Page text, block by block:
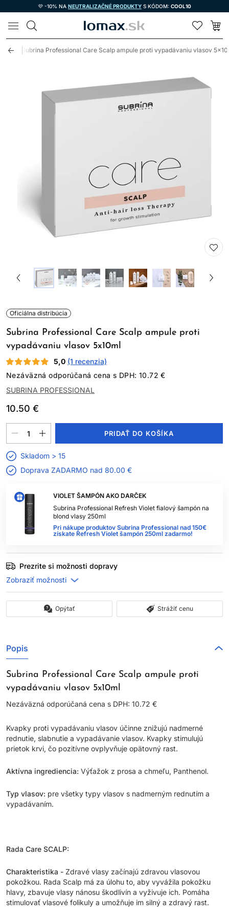
💜 -10% NA NEUTRALIZAČNÉ PRODUKTY S KÓDOM: COOL10
LOMAX
Subrina Professional Care Scalp ampule proti vypadávaniu vlasov
Oficiálna distribúcia
Subrina Professional Care Scalp ampule proti
vypadávaniu vlasov 5x10ml
5,0 (1 recenzia)
Nezáväzná odporúčaná cena s DPH: 10.72 €
SUBRINA PROFESSIONAL
10.50 €
VIOLET ŠAMPÓN AKO DARČEK
Subrina Professional Refresh Violet fialový šampón na
blond vlasy 250ml
Pri nákupe produktov Subrina Professional nad 150€
získate Refresh Violet šampón 250ml zadarmo!
PRIDAŤ DO KOŠÍKA
Skladom > 15
Doprava ZADARMO nad 80.00 €
Prezrite si možnosti dopravy
Opýtať Strážiť cenu
Popis
Subrina Professional Care Scalp ampule proti
vypadávaniu vlasov 5x10ml
Nezáväzná odporúčaná cena s DPH: 10.72 €
Kvapky proti vypadávaniu vlasov účinne znižujú nadmerné
rednutie, slabnutie a vypadávanie vlasov. Kvapky stimulujú
prietok krvi, čo pozitívne ovplyvňuje opätovný rast.
Aktívna ingrediencia: Výťažok z prosa a chmeľu, Panthenol.
Typ vlasov: pre všetky typy vlasov s nadmerným rednutím a
vypadávaním.
Rada Care SCALP:
Charakteristika - Zdravé vlasy začínajú zdravou vlasovou
pokožkou. Rada Scalp má za úlohu to, aby vyvážila pokožku
hlavy, zbavuje vlasy nánosu škodlivín a vyživuje ich. Pomáha
stimulovať vlasové folikuly a umožňuje im silný a zdravý rast.